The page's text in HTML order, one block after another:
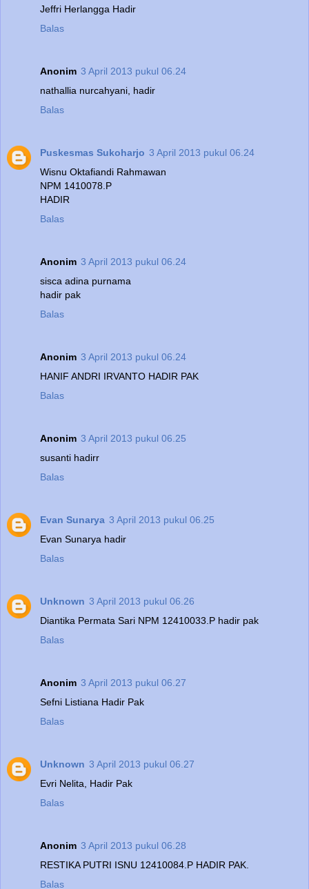
Jeffri Herlangga Hadir
Balas
Anonim 3 April 2013 pukul 06.24
nathallia nurcahyani, hadir
Balas
Puskesmas Sukoharjo 3 April 2013 pukul 06.24
Wisnu Oktafiandi Rahmawan
NPM 1410078.P
HADIR
Balas
Anonim 3 April 2013 pukul 06.24
sisca adina purnama
hadir pak
Balas
Anonim 3 April 2013 pukul 06.24
HANIF ANDRI IRVANTO HADIR PAK
Balas
Anonim 3 April 2013 pukul 06.25
susanti hadirr
Balas
Evan Sunarya 3 April 2013 pukul 06.25
Evan Sunarya hadir
Balas
Unknown 3 April 2013 pukul 06.26
Diantika Permata Sari NPM 12410033.P hadir pak
Balas
Anonim 3 April 2013 pukul 06.27
Sefni Listiana Hadir Pak
Balas
Unknown 3 April 2013 pukul 06.27
Evri Nelita, Hadir Pak
Balas
Anonim 3 April 2013 pukul 06.28
RESTIKA PUTRI ISNU 12410084.P HADIR PAK.
Balas